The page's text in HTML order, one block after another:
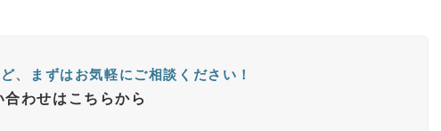
、まずはお気軽にご相談ください！
合わせはこちらから